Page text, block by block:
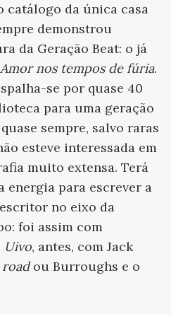
da única casa
demonstrou
da Geração Beat: o já
Amor nos tempos de fúria.
se por quase 40
para uma geração
sempre, salvo raras
esteve interessada em
muito extensa. Terá
para escrever a
no eixo da
foi assim com
Uivo, antes, com Jack
ou Burroughs e o